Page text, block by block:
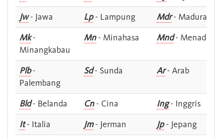
Jw- Jawa Lp- Lampung Mdr- Madura
Mk-
Minangkabau
Mn- Minahasa Mnd- Menado
Plb-
Palembang
Sd- Sunda Ar- Arab
Bld- Belanda Cn- Cina Ing- Inggris
It- Italia Jm- Jerman Jp- Jepang